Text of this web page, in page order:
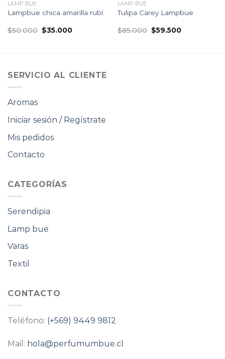
LAMP BUE
Lampbue chica amarilla rubí
$50.000 El
precio
$35.000El
LAMP BUE
Tulipa Carey Lampbue
$85.000 El
precio
$59.500El
SERVICIO AL CLIENTE
Aromas
Iniciar sesión / Regístrate
Mis pedidos
Contacto
CATEGORÍAS
Serendipia
Lamp bue
Varas
Textil
CONTACTO
Teléfono: (+569) 9449 9812
Mail: hola@perfumumbue.cl